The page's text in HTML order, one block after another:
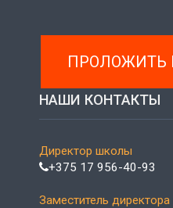
ПРОЛОЖИТЬ
НАШИ КОНТАКТЫ
Директор школы
+375 17 956-40-93
Заместитель директора